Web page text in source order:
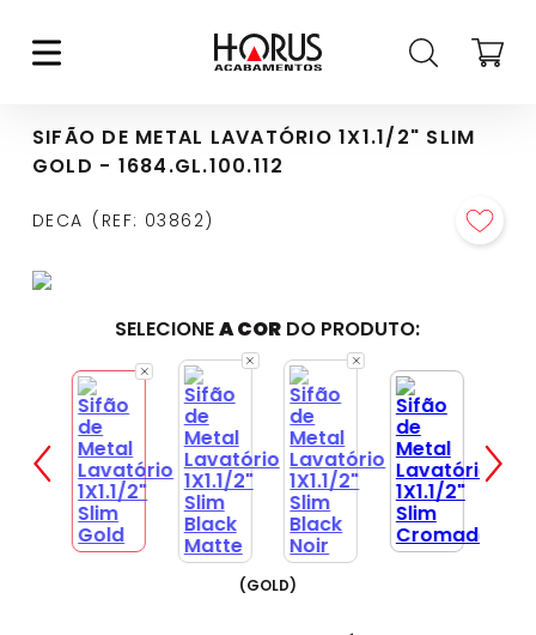
SIFÃO DE METAL LAVATÓRIO 1X1.1/2" SLIM
GOLD - 1684.GL.100.112
DECA REF: 03862
SELECIONEA COR DO PRODUTO:
(GOLD)